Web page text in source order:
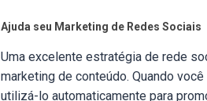
Ajuda seu Marketing de Redes Sociais
Uma excelente estratégia de rede
marketing de conteúdo. Quando
utilizá-lo automaticamente para